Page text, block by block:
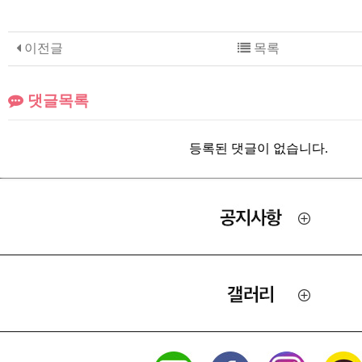
이전글 목록
댓글목록
등록된 댓글이 없습니다.